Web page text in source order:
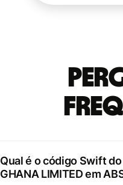
Qual é o código Swift do
GHANA LIMITED em